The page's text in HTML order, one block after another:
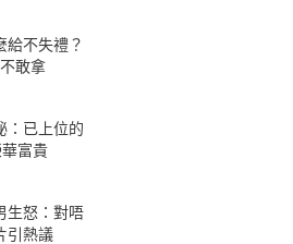
給不失禮？
敢拿
：已上位的
富貴
怒：對唔
引熱議